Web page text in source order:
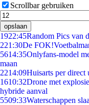
Scrollbar gebruiken
opslaan
1922:45Random Pics van
221:30De
5614:35Onlyfans-model
maan
2214:09Huisarts per direct
1610:32Drone met
hybride aanval
5509:33Waterschappen